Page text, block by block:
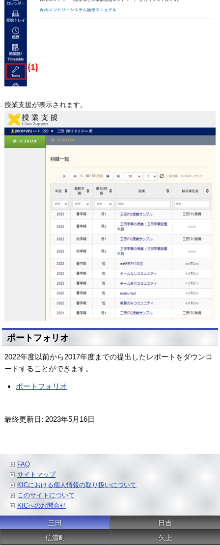
授業支援が表示されます。
ポートフォリオ
2022年度以前から2017年度までの提出したレポートをダウンロ
ードすることができます。
ポートフォリオ
最終更新日: 2023年5月16日
FAQ
サイトマップ
KICにおける個人情報の取り扱いについて
このサイトについて
KICへのお問合せ
三田
日吉
信濃町
矢上